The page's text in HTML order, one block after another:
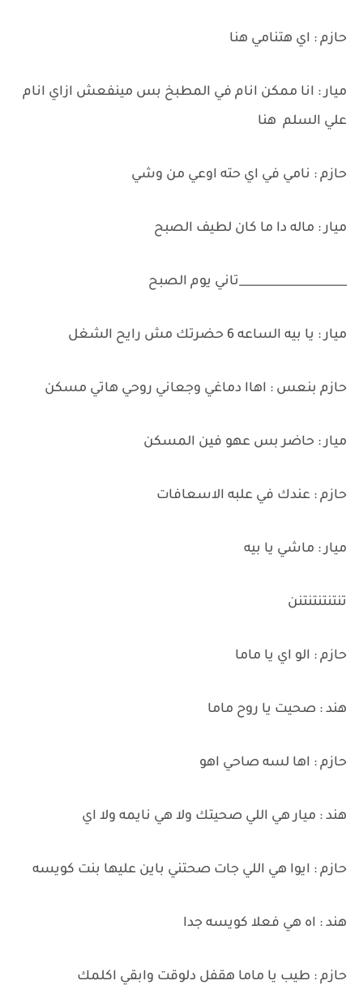
حازم : اي هتنامي هنا
ميار : انا ممكن انام في المطبخ بس مينفعش ازاي انام
علي السلم هنا
حازم : نامي في اي حته اوعي من وشي
ميار : ماله دا ما كان لطيف الصبح
___________________تاني يوم الصبح
ميار : يا بيه الساعه 6 حضرتك مش رايح الشغل
حازم بنعس : اهاا دماغي وجعاني روحي هاتي مسكن
ميار : حاضر بس عهو فين المسكن
حازم : عندك في علبه الاسعافات
ميار : ماشي يا بيه
تنتنتنتنتنن
حازم : الو اي يا ماما
هند : صحيت يا روح ماما
حازم : اها لسه صاحي اهو
هند : ميار هي اللي صحيتك ولا هي نايمه ولا اي
حازم : ايوا هي اللي جات صحتني باين عليها بنت كويسه
هند : اه هي فعلا كويسه جدا
حازم : طيب يا ماما هقفل دلوقت وابقي اكلمك